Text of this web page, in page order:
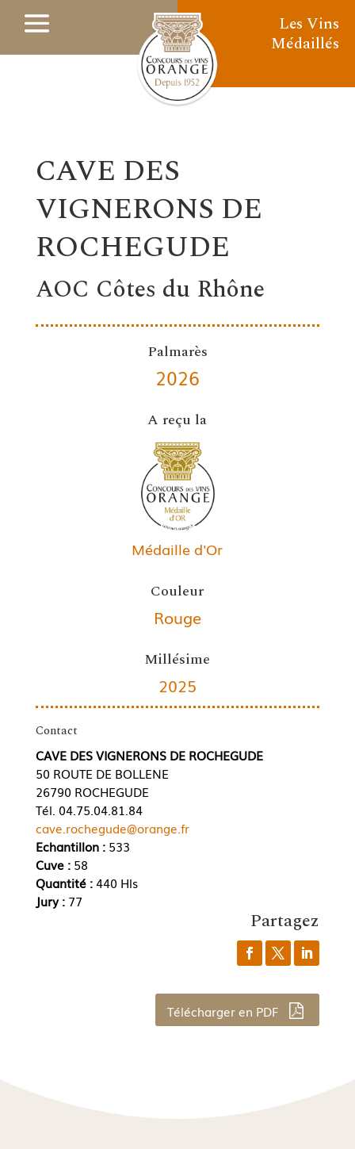
Les Vins
Médaillés
CAVE DES
VIGNERONS DE
ROCHEGUDE
AOC Côtes du Rhône
Palmarès
2026
A reçu la
Médaille d'Or
Couleur
Rouge
Millésime
2025
Contact
CAVE DES VIGNERONS DE ROCHEGUDE
50 ROUTE DE BOLLENE
26790 ROCHEGUDE
Tél. 04.75.04.81.84
cave.rochegude@orange.fr
Echantillon :533
Cuve : 58
Quantité :440 Hls
Jury : 77
Partagez
Télécharger en PDF